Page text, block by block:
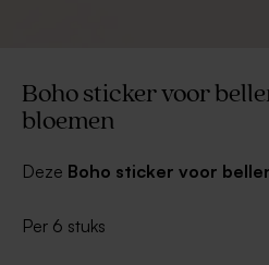
Boho sticker voor
bloemen
Deze Boho sticker voor
trouwdatum! De bellenblaas kan
Per 6 stuks